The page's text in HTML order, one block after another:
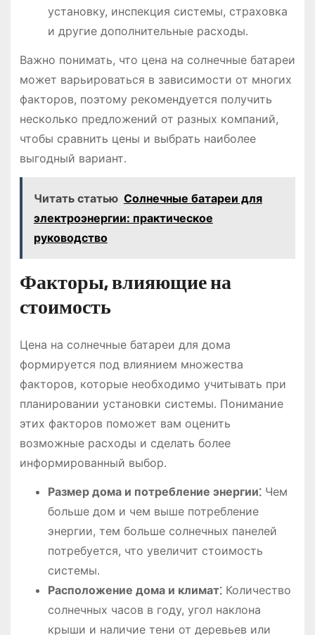
установку, инспекция системы, страховка
и другие дополнительные расходы․
Важно понимать, что цена на солнечные батареи
может варьироваться в зависимости от многих
факторов, поэтому рекомендуется получить
несколько предложений от разных компаний,
чтобы сравнить цены и выбрать наиболее
выгодный вариант․
Читать статью Солнечные батареи для
электроэнергии: практическое
руководство
Факторы, влияющие на
стоимость
Цена на солнечные батареи для дома
формируется под влиянием множества
факторов, которые необходимо учитывать при
планировании установки системы․ Понимание
этих факторов поможет вам оценить
возможные расходы и сделать более
информированный выбор․
Размер дома и потребление энергии⁚Чем
больше дом и чем выше потребление
энергии, тем больше солнечных панелей
потребуется, что увеличит стоимость
системы․
Расположение дома и климат⁚Количество
солнечных часов в году, угол наклона
крыши и наличие тени от деревьев или